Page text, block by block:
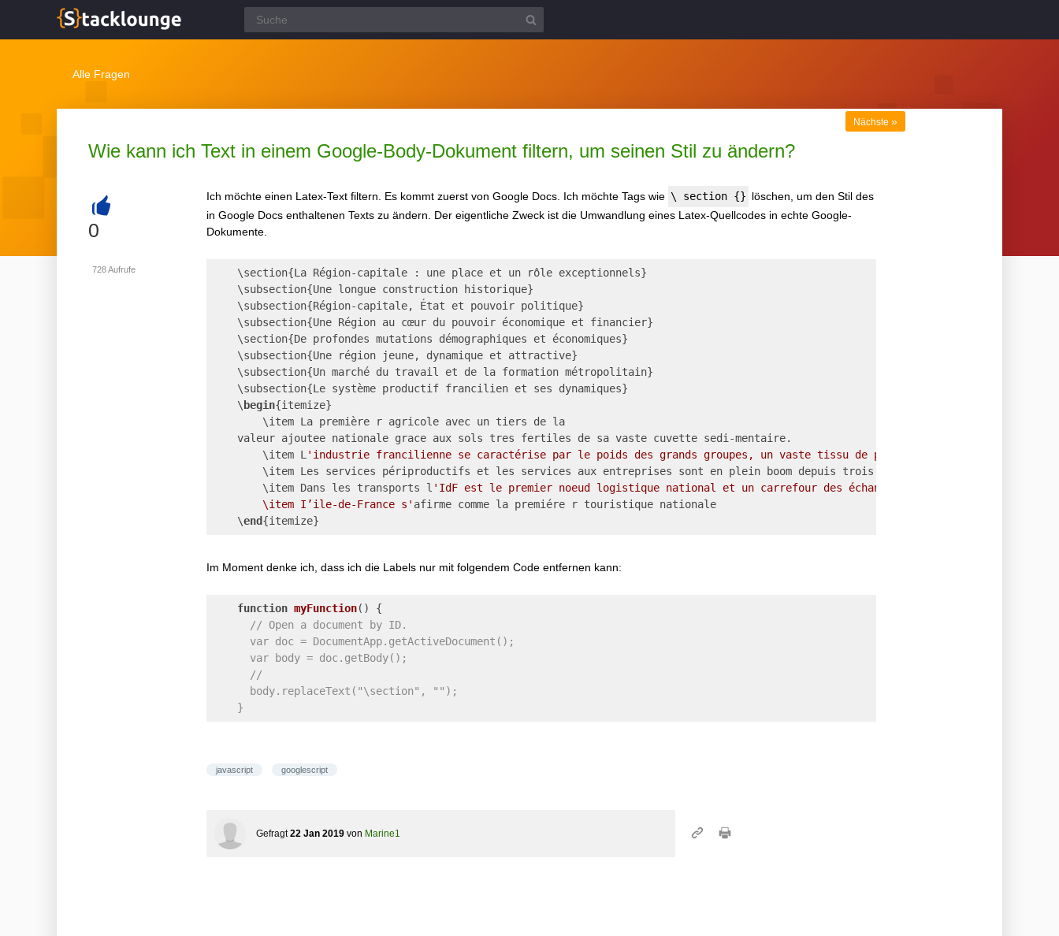
Alle Fragen
Wie kann ich Text in einem Google-Body-Dokument filtern, um seinen Stil zu ändern?
Nächste »
+
0
728Aufrufe
Ich möchte einen Latex-Text filtern. Es kommt zuerst von Google Docs. Ich möchte Tags wie \ section {} löschen, um den Stil des
in Google Docs enthaltenen Texts zu ändern. Der eigentliche Zweck ist die Umwandlung eines Latex-Quellcodes in echte Google-
Dokumente.
    \section{La Région-capitale : une place et un rôle exceptionnels}
    \subsection{Une longue construction historique}
    \subsection{Région-capitale, État et pouvoir politique}
    \subsection{Une Région au cœur du pouvoir économique et financier}
    \section{De profondes mutations démographiques et économiques}
    \subsection{Une région jeune, dynamique et attractive}
    \subsection{Un marché du travail et de la formation métropolitain}
    \subsection{Le système productif francilien et ses dynamiques}
    \
begin{itemize}
        \item La première r agricole avec un tiers de la
    valeur ajoutee nationale grace aux sols tres fertiles de sa vaste cuvette sedi-mentaire.
        \item L
'industrie francilienne se caractérise par le poids des grands groupes, un vaste tissu de petites et moyennes
        \item Les services périproductifs et les services aux entreprises sont en plein boom depuis trois décénies
        \item Dans les transports l
'IdF est le premier noeud logistique national et un carrefour des échanges nationaux européens et
        \item I’ile-de-France s'
afirme comme la premiére r touristique nationale
    \
end{itemize}
Im Moment denke ich, dass ich die Labels nur mit folgendem Code entfernen kann:
function myFunction( ) {
// Open a document by ID.
      var doc = DocumentApp.getActiveDocument();
      var body = doc.getBody();
      //
      body.replaceText("\section", "");
    }
javascript googlescript
Gefragt 22 Jan 2019 von Marine1